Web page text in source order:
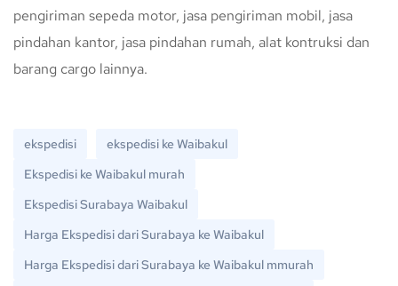
pengiriman sepeda motor, jasa pengiriman mobil, jasa
pindahan kantor, jasa pindahan rumah, alat kontruksi dan
barang cargo lainnya.
ekspedisi
ekspedisi ke Waibakul
Ekspedisi ke Waibakul murah
Ekspedisi Surabaya Waibakul
Harga Ekspedisi dari Surabaya ke Waibakul
Harga Ekspedisi dari Surabaya ke Waibakul mmurah